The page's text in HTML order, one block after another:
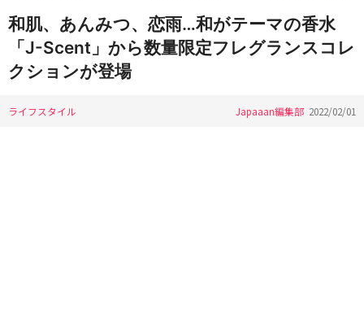
和肌、あんみつ、恋雨…和がテーマの香水
「J-Scent」から数量限定フレグランスコレ
クションが登場
ライフスタイル Japaaan編集部 2022/02/01